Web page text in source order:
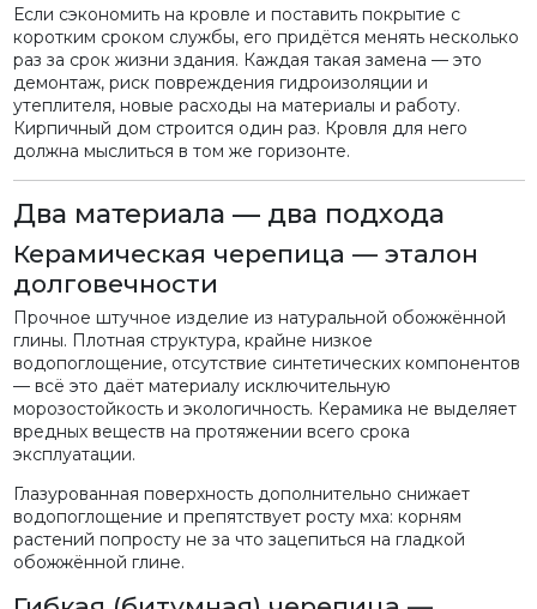
Если сэкономить на кровле и поставить покрытие с
коротким сроком службы, его придётся менять несколько
раз за срок жизни здания. Каждая такая замена — это
демонтаж, риск повреждения гидроизоляции и
утеплителя, новые расходы на материалы и работу.
Кирпичный дом строится один раз. Кровля для него
должна мыслиться в том же горизонте.
Два материала — два подхода
Керамическая черепица — эталон
долговечности
Прочное штучное изделие из натуральной обожжённой
глины. Плотная структура, крайне низкое
водопоглощение, отсутствие синтетических компонентов
— всё это даёт материалу исключительную
морозостойкость и экологичность. Керамика не выделяет
вредных веществ на протяжении всего срока
эксплуатации.
Глазурованная поверхность дополнительно снижает
водопоглощение и препятствует росту мха: корням
растений попросту не за что зацепиться на гладкой
обожжённой глине.